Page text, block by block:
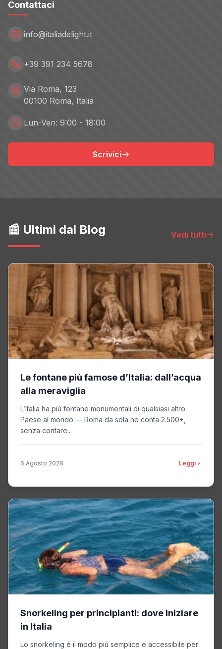
Contattaci
info@italiadelight.it
+39 391 234 5678
Via Roma, 123
00100 Roma, Italia
Lun-Ven: 9:00 - 18:00
Scrivici
📰 Ultimi dal Blog Vedi tutti
Le fontane più famose d’Italia: dall’acqua
alla meraviglia
L’Italia ha più fontane monumentali di qualsiasi altro
Paese al mondo — Roma da sola ne conta 2.500+,
senza contare...
6 Agosto 2026 Leggi
Snorkeling per principianti: dove iniziare
in Italia
Lo snorkeling è il modo più semplice e accessibile per